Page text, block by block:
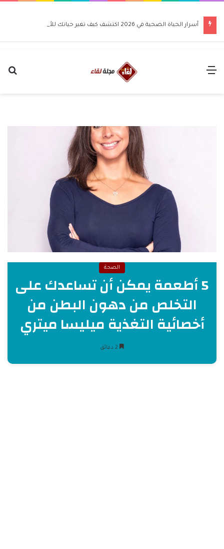
أسرار الحياة الصحية في 2026 اكتشف كيف تغير حياتك للأفضل
القائمة
الصحة
5 أطعمة يمكن أن تساعدك على
التخلص من دهون البطن من
أخصائية التغذية ميليسا ميتري